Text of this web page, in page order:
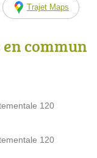
Trajet Maps
commun
120
120